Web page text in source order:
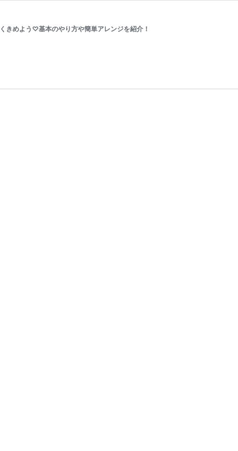
きめよう♡基本のやり方や簡単アレンジを紹介！